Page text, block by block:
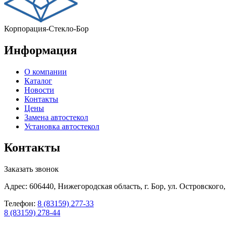
Корпорация-Стекло-Бор
Информация
О компании
Каталог
Новости
Контакты
Цены
Замена автостекол
Установка автостекол
Контакты
Заказать звонок
Адрес: 606440, Нижегородская область, г. Бор, ул.
Телефон: 8 (83159) 277-33
8 (83159) 278-44